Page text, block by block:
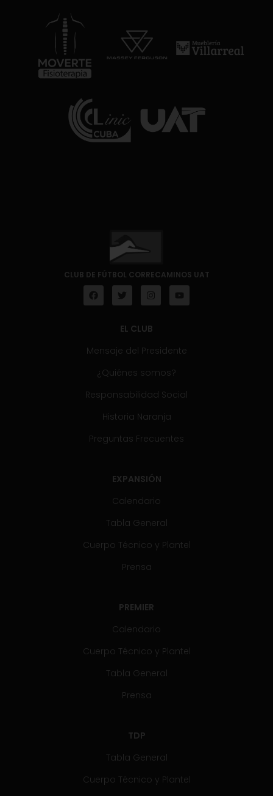
CLUB DE FÚTBOL CORRECAMINOS UAT
EL CLUB
Mensaje del Presidente
¿Quiénes somos?
Responsabilidad Social
Historia Naranja
Preguntas Frecuentes
EXPANSIÓN
Calendario
Tabla General
Cuerpo Técnico y Plantel
Prensa
PREMIER
Calendario
Cuerpo Técnico y Plantel
Tabla General
Prensa
TDP
Tabla General
Cuerpo Técnico y Plantel